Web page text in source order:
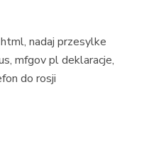
nadaj przesylke
mfgov pl deklaracje,
do rosji